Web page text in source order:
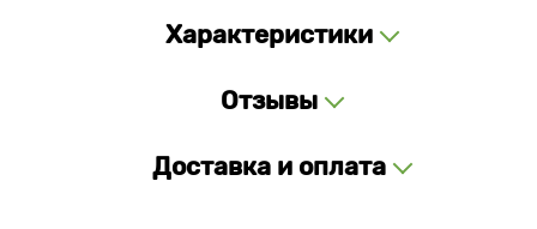
Характеристики
Отзывы
Доставка и оплата